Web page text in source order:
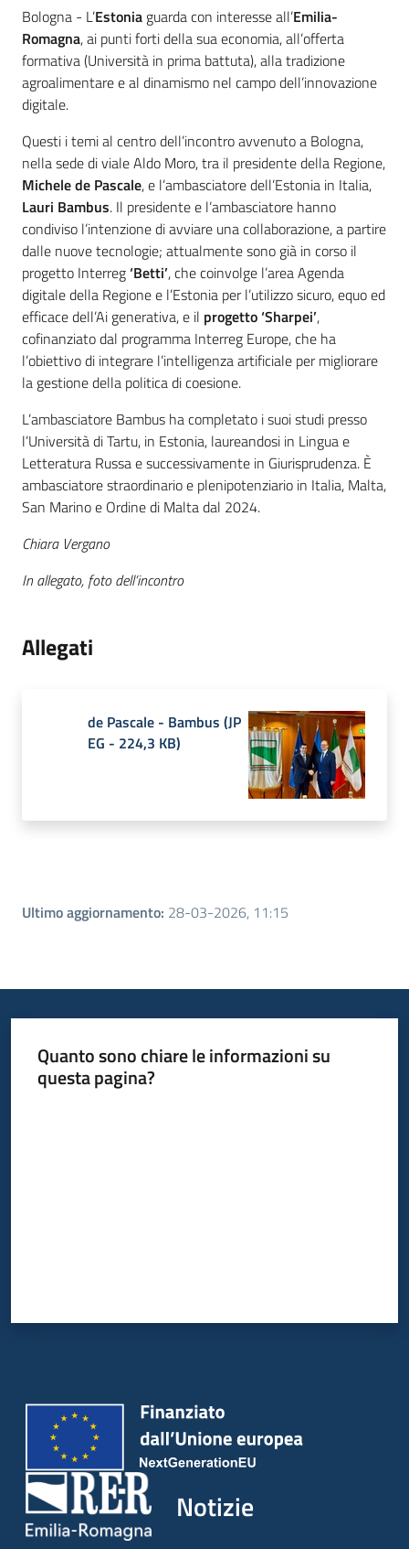
Contenuto
Bologna - L’Estonia guarda con interesse all’Emilia-
Romagna, ai punti forti della sua economia, all’offerta
formativa (Università in prima battuta), alla tradizione
agroalimentare e al dinamismo nel campo dell’innovazione
digitale.
Questi i temi al centro dell’incontro avvenuto a Bologna,
nella sede di viale Aldo Moro, tra il presidente della Regione,
Michele de Pascale, e l’ambasciatore dell’Estonia in Italia,
Lauri Bambus. Il presidente e l’ambasciatore hanno
condiviso l’intenzione di avviare una collaborazione, a partire
dalle nuove tecnologie; attualmente sono già in corso il
progetto Interreg‘Betti’, che coinvolge l’area Agenda
digitale della Regione e l’Estonia per l’utilizzo sicuro, equo ed
efficace dell’Ai generativa, e il progetto ‘Sharpei’,
cofinanziato dal programma Interreg Europe, che ha
l’obiettivo di integrare l’intelligenza artificiale per migliorare
la gestione della politica di coesione.
L’ambasciatore Bambus ha completato i suoi studi presso
l’Università di Tartu, in Estonia, laureandosi in Lingua e
Letteratura Russa e successivamente in Giurisprudenza. È
ambasciatore straordinario e plenipotenziario in Italia, Malta,
San Marino e Ordine di Malta dal 2024.
Chiara Vergano
In allegato, foto dell’incontro
Allegati
de Pascale - Bambus (JP
EG - 224,3 KB)
Ultimo aggiornamento: 28-03-2026, 11:15
Quanto sono chiare le informazioni su
questa pagina?
Notizie